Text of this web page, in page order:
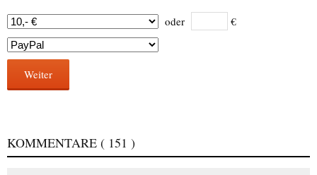
oder €
Weiter
KOMMENTARE ( 151 )